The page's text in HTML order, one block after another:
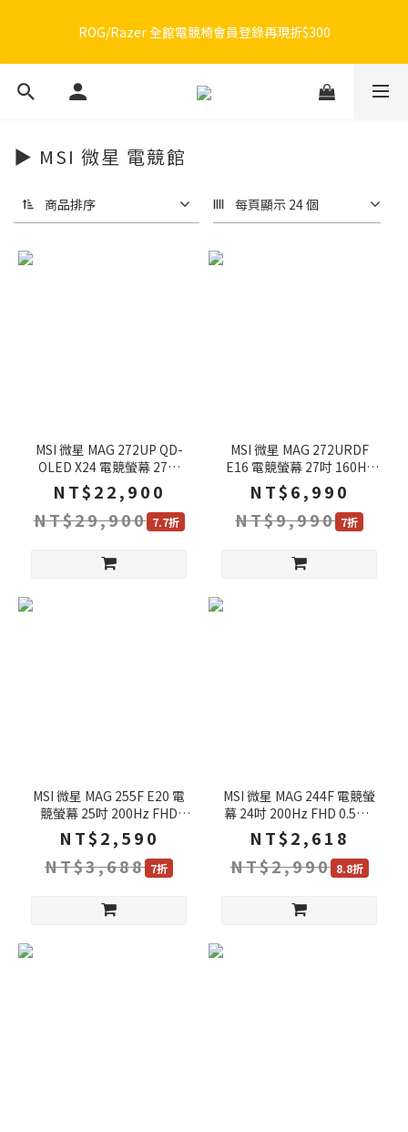
300
ROG/Razer 全館電競椅會員登錄再現折$300
🔥品牌限定滿額折🔥ROG周邊滿1500折100 / 2500折200 / 3000折
▶ MSI 微星 電競館
商品排序 每頁顯示 24 個
MSI 微星 MAG 272UP QD-
OLED X24 電競螢幕 27吋
240Hz 4k 0.03ms HDR 可旋
轉 電腦螢幕 遊戲螢幕 液晶螢
幕
NT$22,900
NT$29,900 7.7折
MSI 微星 MAG 272URDF
E16 電競螢幕 27吋 160Hz
4k 0.5ms HDR 可旋轉 電腦
螢幕 遊戲螢幕 液晶螢幕
NT$6,990
NT$9,990 7折
MSI 微星 MAG 255F E20 電
競螢幕 25吋 200Hz FHD
0.5ms IPS HDR 電腦螢幕 遊
戲螢幕 液晶螢幕
NT$2,590
NT$3,688 7折
MSI 微星 MAG 244F 電競螢
幕 24吋 200Hz FHD 0.5ms
IPS HDR 電腦螢幕 遊戲螢幕
液晶螢幕
NT$2,618
NT$2,990 8.8折